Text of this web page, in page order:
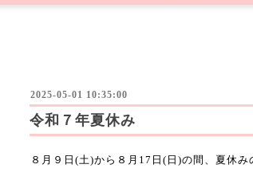
2025-05-01 10:35:00
令和７年夏休み
８月９日(土)から８月17日(日)の間、夏休み